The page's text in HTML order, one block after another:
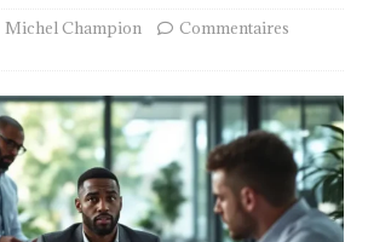
Michel Champion
Commentaires